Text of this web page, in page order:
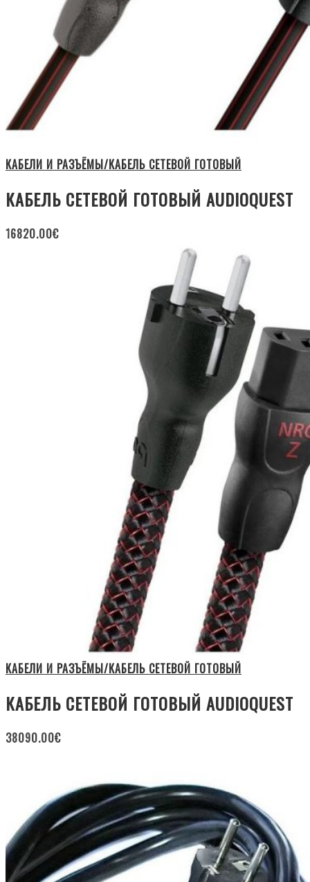
КАБЕЛИ И РАЗЪЁМЫ/КАБЕЛЬ СЕТЕВОЙ ГОТОВЫЙ
КАБЕЛЬ СЕТЕВОЙ ГОТОВЫЙ AUDIOQUEST
16820.00€
КАБЕЛИ И РАЗЪЁМЫ/КАБЕЛЬ СЕТЕВОЙ ГОТОВЫЙ
КАБЕЛЬ СЕТЕВОЙ ГОТОВЫЙ AUDIOQUEST
38090.00€